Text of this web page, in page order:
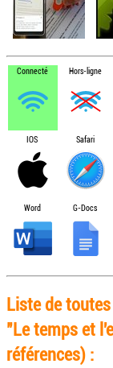
Connecté Hors-ligne
IOS Safari
Word G-Docs
Liste de
"Le temps et
références) :